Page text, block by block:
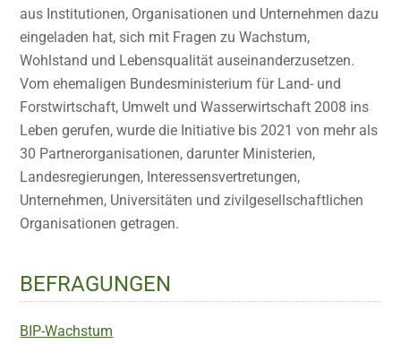
aus Institutionen, Organisationen und Unternehmen dazu
eingeladen hat, sich mit Fragen zu Wachstum,
Wohlstand und Lebensqualität auseinanderzusetzen.
Vom ehemaligen Bundesministerium für Land- und
Forstwirtschaft, Umwelt und Wasserwirtschaft 2008 ins
Leben gerufen, wurde die Initiative bis 2021 von mehr als
30 Partnerorganisationen, darunter Ministerien,
Landesregierungen, Interessensvertretungen,
Unternehmen, Universitäten und zivilgesellschaftlichen
Organisationen getragen.
BEFRAGUNGEN
BIP-Wachstum